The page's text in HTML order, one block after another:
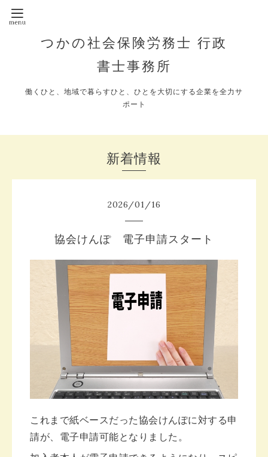
つかの社会保険労務士 行政
書士事務所
働くひと、地域で暮らすひと、ひとを大切にする企業を全力サ
ポート
新着情報
2026/01/16
協会けんぽ 電子申請スタート
これまで紙ベースだった協会けんぽに対する申
請が、電子申請可能となりました。